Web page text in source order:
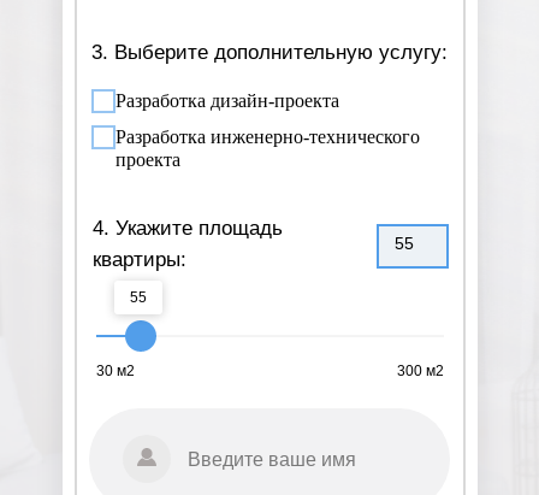
55
30 м2 300 м2
4. Укажите площадь
квартиры:
55
Разработка дизайн-проекта
Разработка инженерно-технического
проекта
3. Выберите дополнительную услугу: